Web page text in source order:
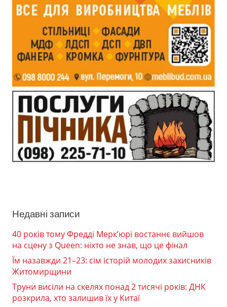
Недавні записи
40 років тому Фредді Мерк’юрі востаннє вийшов
на сцену з Queen: ніхто не знав, що це фінал
Їм назавжди 21–23: сім історій молодих захисників
Житомирщини
Труни висіли на скелях понад 2 тисячі років: ДНК
розкрила, хто залишив їх у Китаї